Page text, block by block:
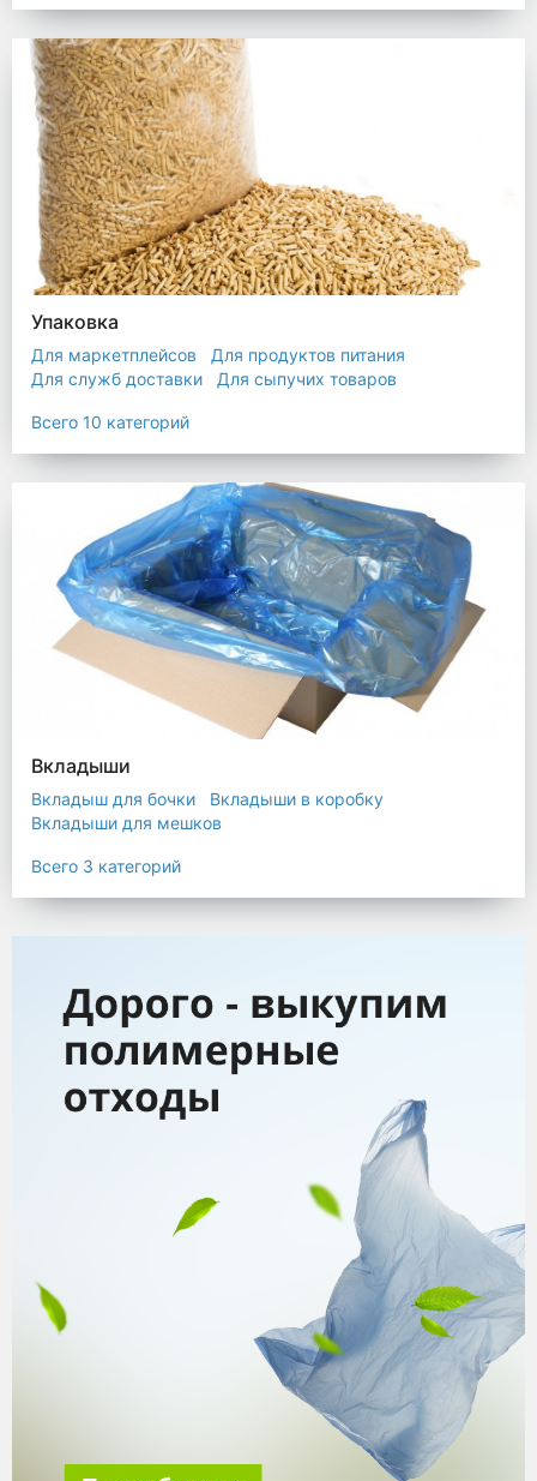
Упаковка
Для маркетплейсов
Для продуктов питания
Для служб доставки
Для сыпучих товаров
Промышленная упаковка
Прочая полиэтиленовая упаковка
Всего 10 категорий
Вкладыши
Вкладыш для бочки
Вкладыши в коробку
Вкладыши для мешков
Всего 3 категорий